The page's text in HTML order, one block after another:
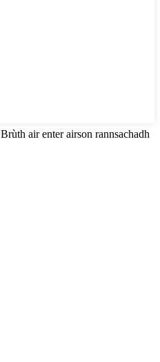
Brùth air enter airson rannsachadh